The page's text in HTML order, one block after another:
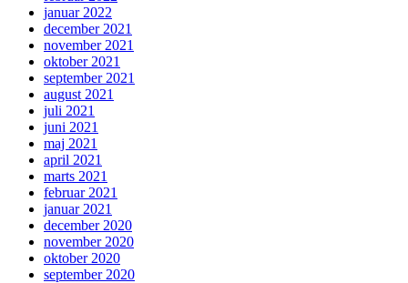
januar 2022
december 2021
november 2021
oktober 2021
september 2021
august 2021
juli 2021
juni 2021
maj 2021
april 2021
marts 2021
februar 2021
januar 2021
december 2020
november 2020
oktober 2020
september 2020